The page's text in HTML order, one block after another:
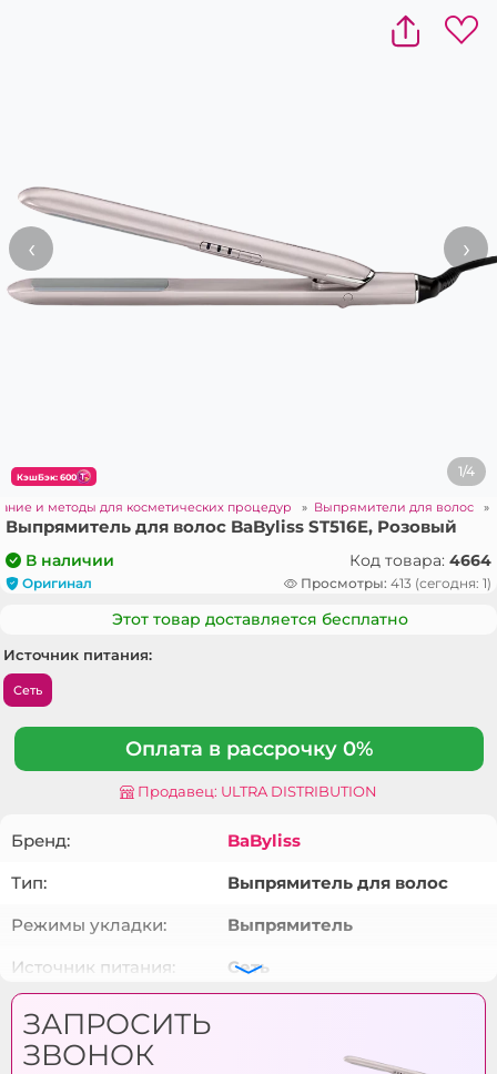
КэшБэк: 600 1/4
‹ ›
и методы для косметических процедур » Выпрямители для волос »
Выпрямитель для волос BaByliss ST516E, Розовый
В наличии Код товара: 4664
Оригинал Просмотры: 413 (сегодня: 1)
Этот товар доставляется бесплатно
Источник питания:
Сеть
Оплата в рассрочку 0%
Продавец: ULTRA DISTRIBUTION
Бренд:
BaByliss
Тип:
Выпрямитель для волос
Режимы укладки:
Выпрямитель
Источник питания:
Сеть
Цвет:
Индикация:
Индикаторная лампочка
ЗАПРОСИТЬ
ЗВОНОК